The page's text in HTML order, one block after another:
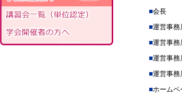
会長
運営事務
運営事務
運営事務
運営事務
ホームペ